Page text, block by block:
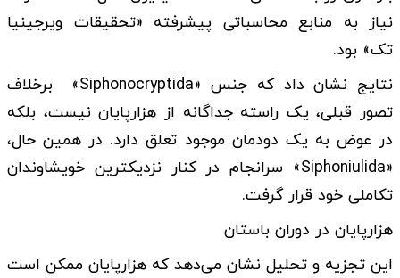
نیاز به منابع محاسباتی پیشرفته «تحقیقات ویرجینیا
تک» بود.
نتایج نشان داد که جنس «Siphonocryptida» برخلاف
تصور قبلی، یک راسته جداگانه از هزارپایان نیست، بلکه
در عوض به یک دودمان موجود تعلق دارد. در همین حال،
«Siphoniulida» سرانجام در کنار نزدیکترین خویشاوندان
تکاملی خود قرار گرفت.
هزارپایان در دوران باستان
این تجزیه و تحلیل نشان می‌دهد که هزارپایان ممکن است